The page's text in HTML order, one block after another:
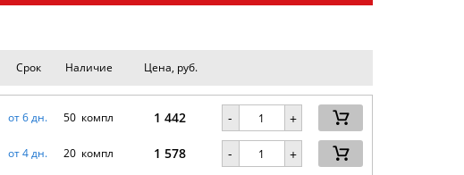
Срок Наличие Цена, руб.
от 6 дн. 50 компл 1 442 - +
от 4 дн. 20 компл 1 578 - +